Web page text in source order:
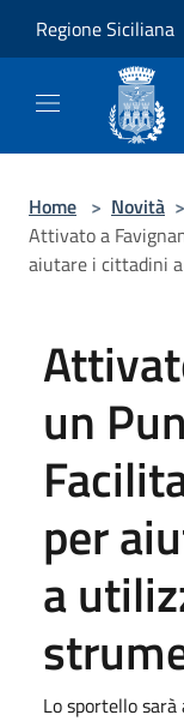
Regione Siciliana
Home > Novità >
Attivato a
aiutare i cittadini
un
per
a
Lo sportello